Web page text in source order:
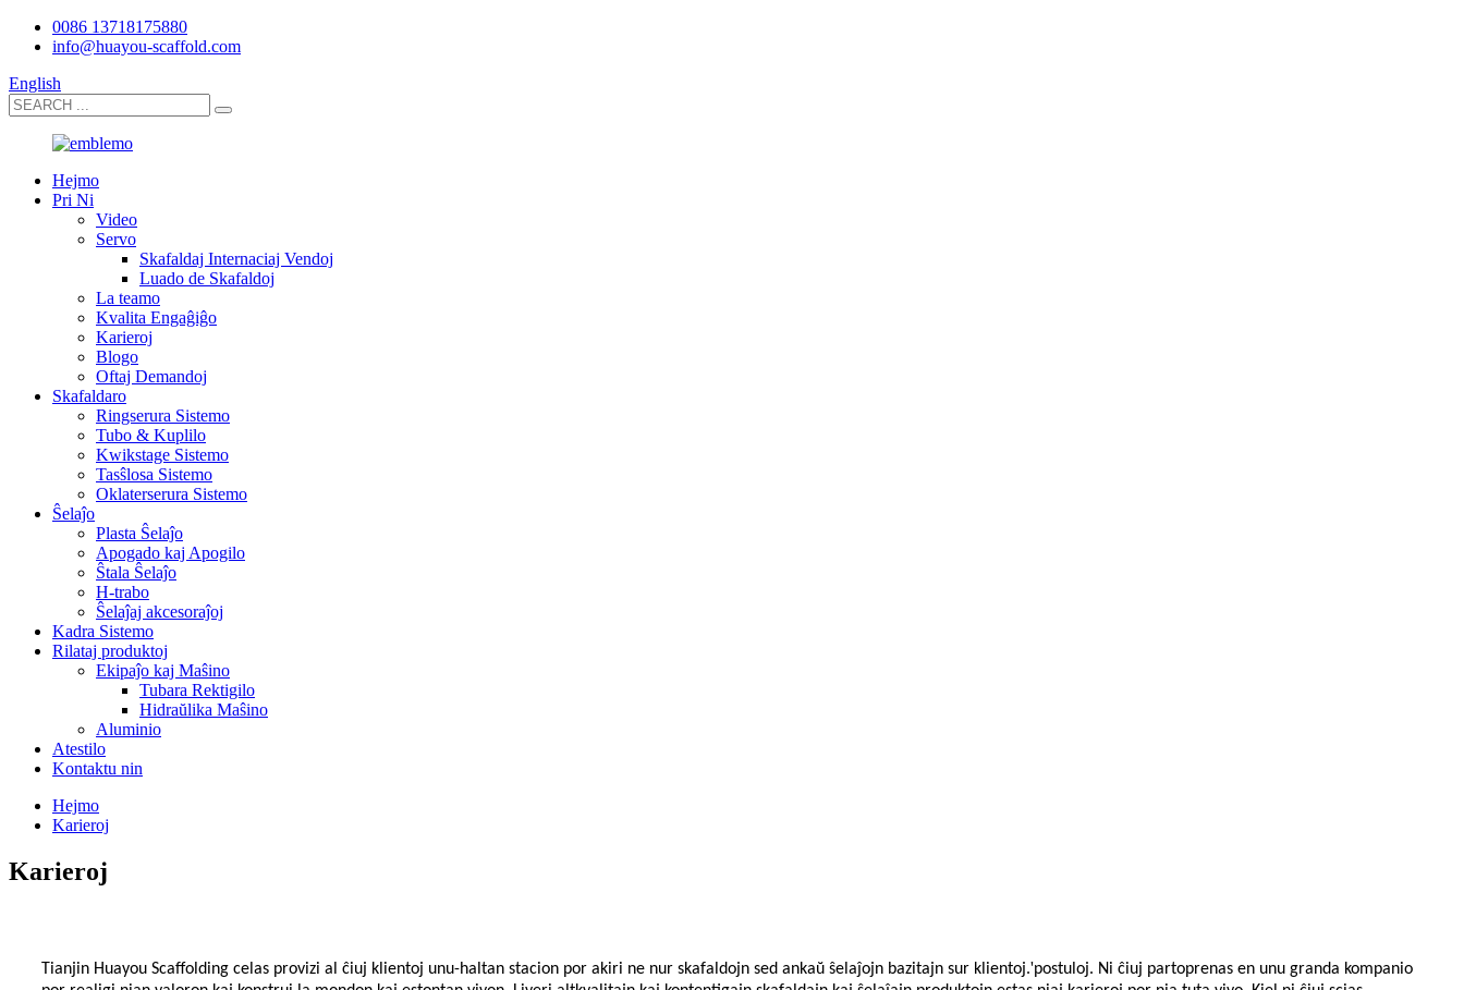
0086 13718175880
info@huayou-scaffold.com
English
Hejmo
Pri Ni
Video
Servo
Skafaldaj Internaciaj Vendoj
Luado de Skafaldoj
La teamo
Kvalita Engaĝiĝo
Karieroj
Blogo
Oftaj Demandoj
Skafaldaro
Ringserura Sistemo
Tubo & Kuplilo
Kwikstage Sistemo
Tasŝlosa Sistemo
Oklaterserura Sistemo
Ŝelaĵo
Plasta Ŝelaĵo
Apogado kaj Apogilo
Ŝtala Ŝelaĵo
H-trabo
Ŝelaĵaj akcesoraĵoj
Kadra Sistemo
Rilataj produktoj
Ekipaĵo kaj Maŝino
Tubara Rektigilo
Hidraŭlika Maŝino
Aluminio
Atestilo
Kontaktu nin
Hejmo
Karieroj
Karieroj
Tianjin Huayou Scaffolding celas provizi al ĉiuj klientoj unu-haltan stacion por akiri ne nur skafaldojn sed ankaŭ ŝelaĵojn bazitajn sur klientoj.'postuloj. Ni ĉiuj partoprenas en unu granda kompanio